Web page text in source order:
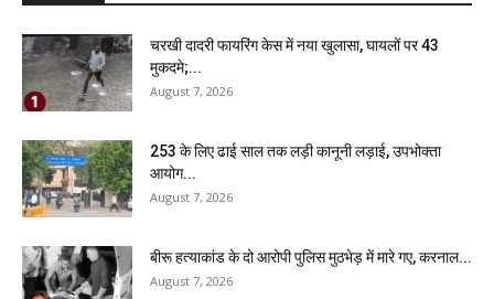
चरखी दादरी फायरिंग केस में नया खुलासा, घायलों पर 43
मुकदमे;...
August 7, 2026
₹253 के लिए ढाई साल तक लड़ी कानूनी लड़ाई, उपभोक्ता
आयोग...
August 7, 2026
बीरू हत्याकांड के दो आरोपी पुलिस मुठभेड़ में मारे गए, करनाल...
August 7, 2026